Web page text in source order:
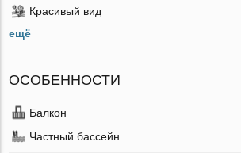
Красивый вид
ещё
ОСОБЕННОСТИ
Балкон
Частный бассейн